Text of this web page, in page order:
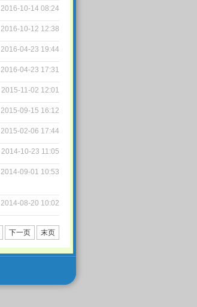
2016-10-14 08:24
2016-10-12 12:38
2016-04-23 19:44
2016-04-23 17:31
2015-11-02 12:01
2015-09-15 16:12
2015-02-06 17:44
2014-10-23 11:05
2014-09-01 10:53
2014-08-20 10:02
下一页 末页